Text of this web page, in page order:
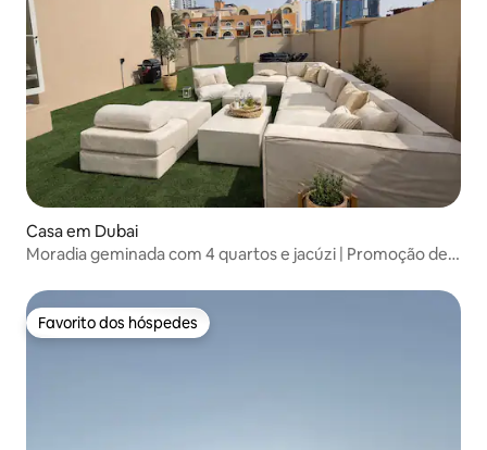
Casa em Dubai
Moradia geminada com 4 quartos e jacúzi | Promoção de
Favorito dos hóspedes
Favorito dos hóspedes